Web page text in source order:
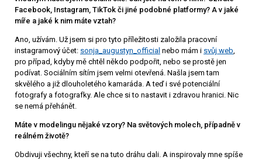
Facebook, Instagram, TikTok či jiné podobné platformy? A v jaké
míře a jaké k nim máte vztah?
Ano, užívám. Už jsem si pro tyto příležitosti založila pracovní
instagramový účet: sonja_augustyn_official nebo mám i svůj web
pro případ, kdyby mě chtěl někdo podpořit, nebo se prostě jen
podívat. Sociálním sítím jsem velmi otevřená. Našla jsem tam
skvělého a již dlouholetého kamaráda. A teď i své potenciální
fotografy a fotografky. Ale chce si to nastavit i zdravou hranici. Nic
se nemá přehánět.
Máte v modelingu nějaké vzory? Na světových molech, případně v
reálném životě?
Obdivuji všechny, kteří se na tuto dráhu dali. A inspirovaly mne spíše